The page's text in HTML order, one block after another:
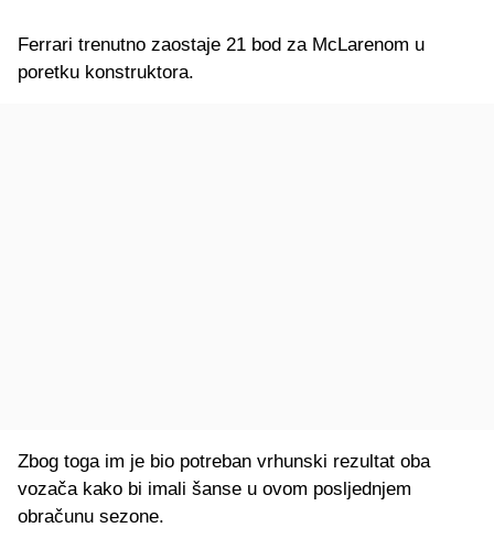
Ferrari trenutno zaostaje 21 bod za McLarenom u
poretku konstruktora.
Zbog toga im je bio potreban vrhunski rezultat oba
vozača kako bi imali šanse u ovom posljednjem
obračunu sezone.